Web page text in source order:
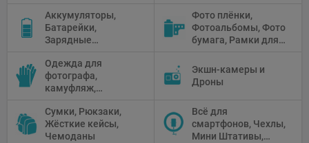
Рефлекторы,
Отражатели,
Предметные
Аккумуляторы,
Батарейки,
Зарядные
питания, Солнечные
панели
Фото плёнки,
Фотоальбомы, Фото
бумага, Рамки для
камеры
Одежда для
фотографа,
камуфляж,
Экшн-камеры и
Дроны
Сумки, Рюкзаки,
Жёсткие кейсы,
Чемоданы
Всё для
смартфонов, Чехлы,
Мини Штативы,